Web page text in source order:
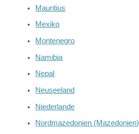
Mauritius
Mexiko
Montenegro
Namibia
Nepal
Neuseeland
Niederlande
Nordmazedonien (Mazedonien)